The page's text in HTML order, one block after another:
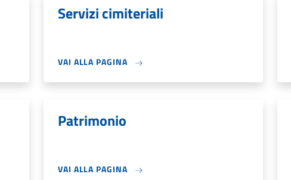
Servizi cimiteriali
VAI ALLA PAGINA
Patrimonio
VAI ALLA PAGINA